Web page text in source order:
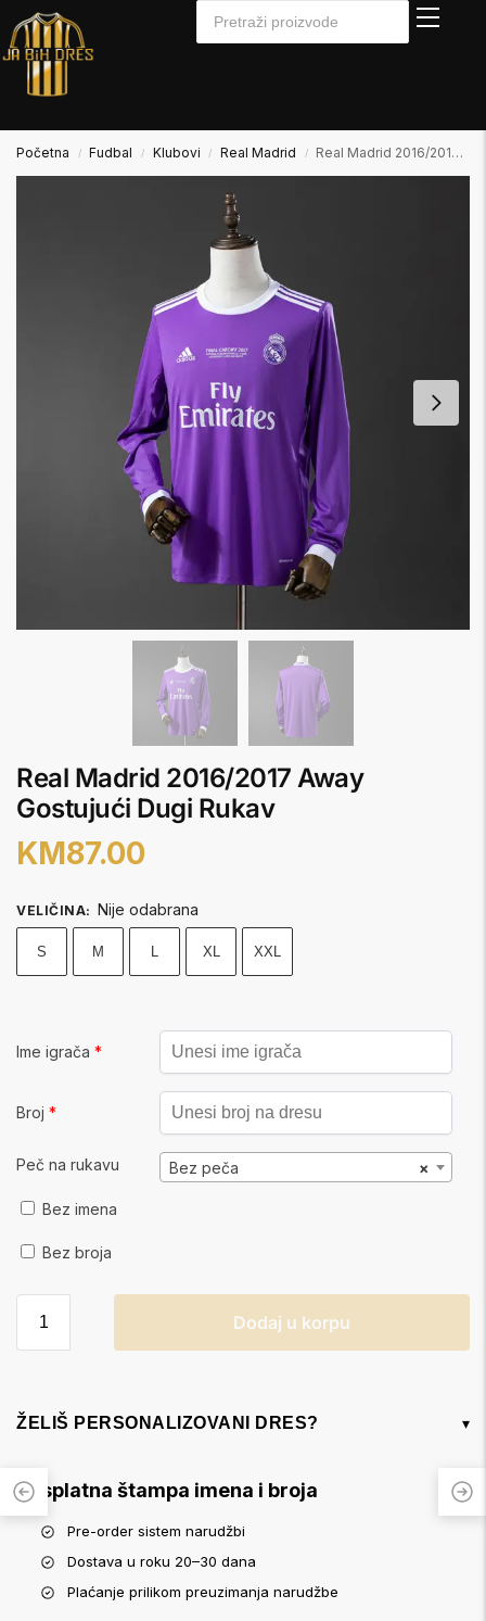
Početna / Fudbal / Klubovi / Real Madrid / Real Madrid 2016/2017 Away Gostujući Dugi Rukav
Real Madrid 2016/2017 Away
Gostujući Dugi Rukav
KM87.00
VELIČINA: Nije odabrana
S M L XL XXL
Ime igrača *
Broj *
Peč na rukavu ×
Bez peča
Bez imena
Bez broja
Dodaj u korpu
ŽELIŠ PERSONALIZOVANI DRES? ▾
Besplatna štampa imena i broja
Pre-order sistem narudžbi
Dostava u roku 20–30 dana
Plaćanje prilikom preuzimanja narudžbe